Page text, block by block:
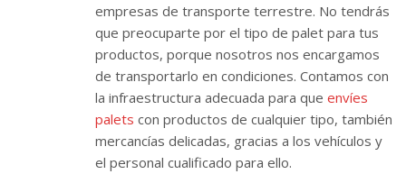
empresas de transporte terrestre. No tendrás
que preocuparte por el tipo de palet para tus
productos, porque nosotros nos encargamos
de transportarlo en condiciones. Contamos con
la infraestructura adecuada para que envíes
palets con productos de cualquier tipo, también
mercancías delicadas, gracias a los vehículos y
el personal cualificado para ello.